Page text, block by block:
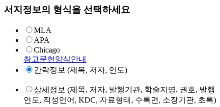
서지정보의 형식을 선택하세요
MLA
APA
Chicago
참고문헌양식안내
간략정보 (제목, 저자, 연도)
상세정보 (제목, 저자, 발행기관, 학술지명, 권호, 발행
연도, 작성언어, KDC, 자료형태, 수록면, 소장기관, 초록)